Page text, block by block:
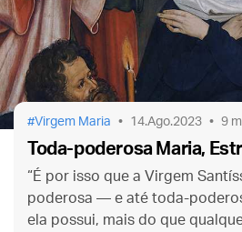
Virgem Maria 14.Ago.2023 9
Toda-poderosa Maria,
“É por isso que a Virgem
poderosa — e até toda-
ela possui, mais do que